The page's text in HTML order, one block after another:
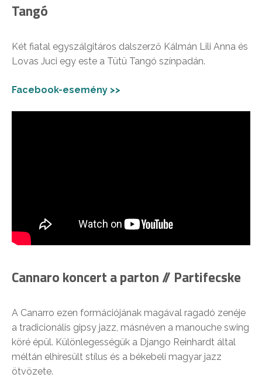
Tangó
Két fiatal egyszálgitáros dalszerző Kálmán Lili Anna és
Lovas Juci egy este a Tütü Tangó színpadán.
Facebook-esemény >>
Cannaro koncert a parton // Partifecske
A Canarro ezen formációjának magával ragadó zenéje
a tradicionális gipsy jazz, másnéven a manouche swing
köré épül. Különlegességük a Django Reinhardt által
méltán elhíresült stílus és a békebeli magyar jazz
ötvözete.